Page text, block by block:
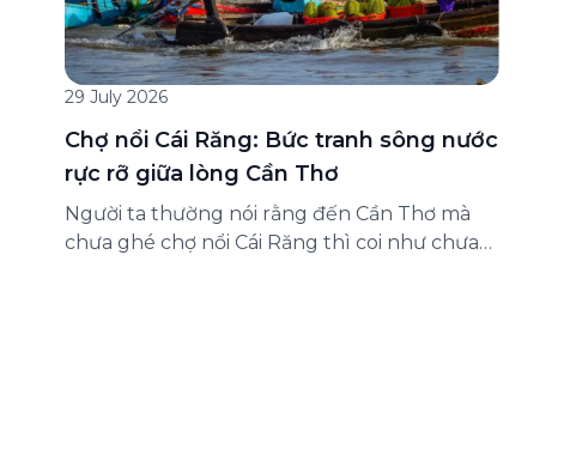
29 July 2026
Chợ nổi Cái Răng: Bức tranh sông nước
rực rỡ giữa lòng Cần Thơ
Người ta thường nói rằng đến Cần Thơ mà
chưa ghé chợ nổi Cái Răng thì coi như chưa